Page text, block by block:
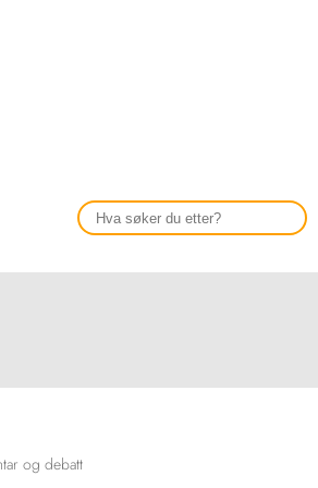
og debatt